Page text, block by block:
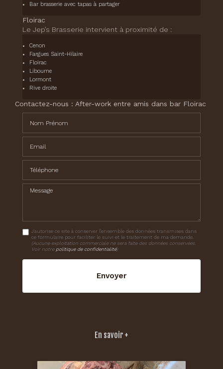
Bar brasserie avec tapas à partager
Floirac
Le Jep’s Brasserie intervient à proximité de :
Cenon
Fargues Saint-Hilaire
Floirac
Libourne
Lormont
Rive droite
Contactez-nous : After-work entre amis dans bar Floirac
Message
J'autorise ce site à conserver l'ensemble des données transmises dans
ce formulaire pour faciliter le suivi et le traitement de ma demande.
(Aucune exploitation commerciale ne sera faite des données conservées.
Voir notre politique de confidentialité)
En savoir +